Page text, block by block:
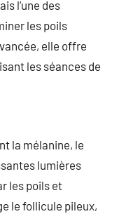
l’une des
les poils
elle offre
les séances de
la mélanine, le
lumières
les poils et
le follicule pileux,